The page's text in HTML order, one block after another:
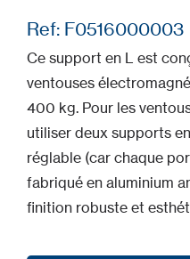
Ref: F0516000003
Ce support en L est
ventouses
400 kg. Pour les
utiliser deux supports
réglable (car chaque
fabriqué en aluminium
finition robuste et